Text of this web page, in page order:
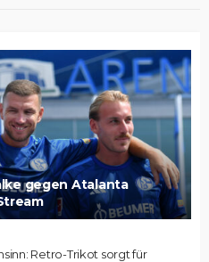
gegen Atalanta
Retro-Trikot sorgt für